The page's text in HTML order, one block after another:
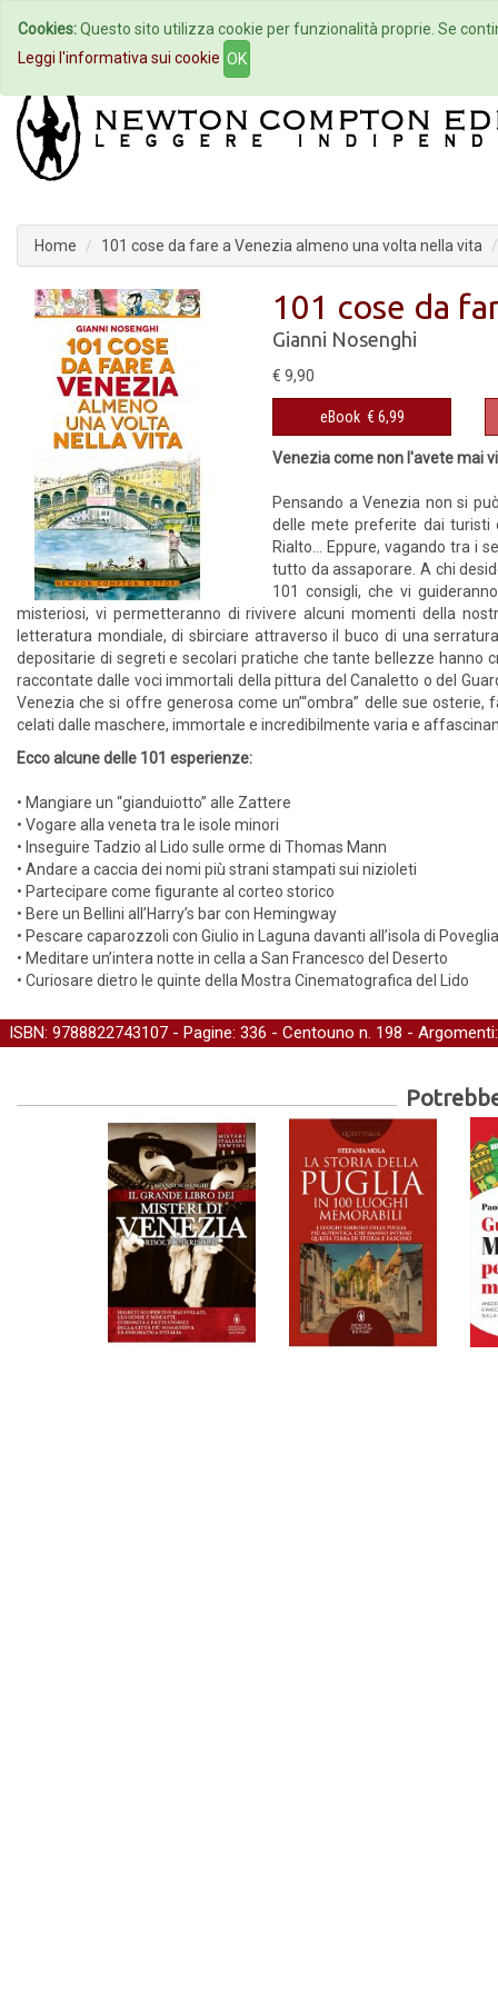
Home Autori Eventi
Home 101 cose da fare a Venezia almeno una volta nella vita
101 cose da
Gianni Nosenghi
€ 9,90
eBook € 6,99
Venezia come non l'avete mai
Pensando a Venezia non si
delle mete preferite dai turisti
Rialto… Eppure, vagando tra i
tutto da assaporare. A chi
101 consigli, che vi
misteriosi, vi permetteranno di rivivere alcuni momenti della
letteratura mondiale, di sbirciare attraverso il buco di una
depositarie di segreti e secolari pratiche che tante bellezze hanno
raccontate dalle voci immortali della pittura del Canaletto o del
Venezia che si offre generosa come un’“ombra” delle sue
celati dalle maschere, immortale e incredibilmente varia e
Ecco alcune delle 101 esperienze:
• Mangiare un “gianduiotto” alle Zattere
• Vogare alla veneta tra le isole minori
• Inseguire Tadzio al Lido sulle orme di Thomas Mann
• Andare a caccia dei nomi più strani stampati sui nizioleti
• Partecipare come figurante al corteo storico
• Bere un Bellini all’Harry’s bar con Hemingway
• Pescare caparozzoli con Giulio in Laguna davanti all’isola di Poveglia
• Meditare un’intera notte in cella a San Francesco del Deserto
• Curiosare dietro le quinte della Mostra Cinematografica del Lido
ISBN: 9788822743107 - Pagine: 336 - Centouno n. 198 -
Cookies:Questo sito utilizza cookie per funzionalità proprie. Se
Leggi l'informativa sui cookie OK